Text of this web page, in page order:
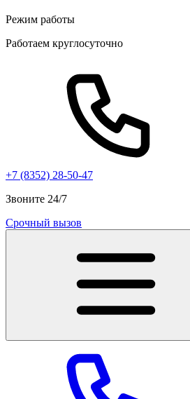
Режим работы
Работаем круглосуточно
+7 (8352) 28-50-47
Звоните 24/7
Срочный вызов